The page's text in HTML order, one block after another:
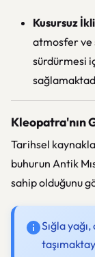
Kusursuz
atmosfer ve
sürdürmesi
Kleopatra'nın
Tarihsel
buhurun Antik
sahip olduğunu
Sığla